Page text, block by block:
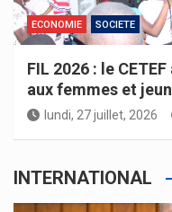
ECONOMIE SOCIETE
FIL 2026 : le
aux femmes et
lundi, 27 juillet, 2026
INTERNATIONAL